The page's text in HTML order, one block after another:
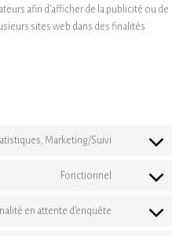
afin d’afficher de la publicité ou de
sites web dans des finalités
Marketing/Suivi
Fonctionnel
en attente d’enquête